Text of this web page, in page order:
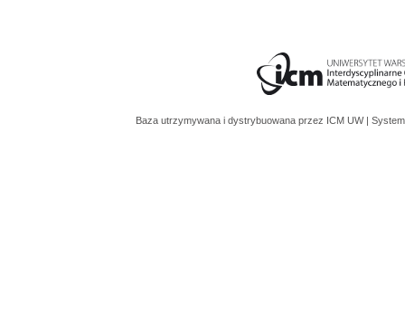
Baza utrzymywana i dystrybuowana przez ICM UW |